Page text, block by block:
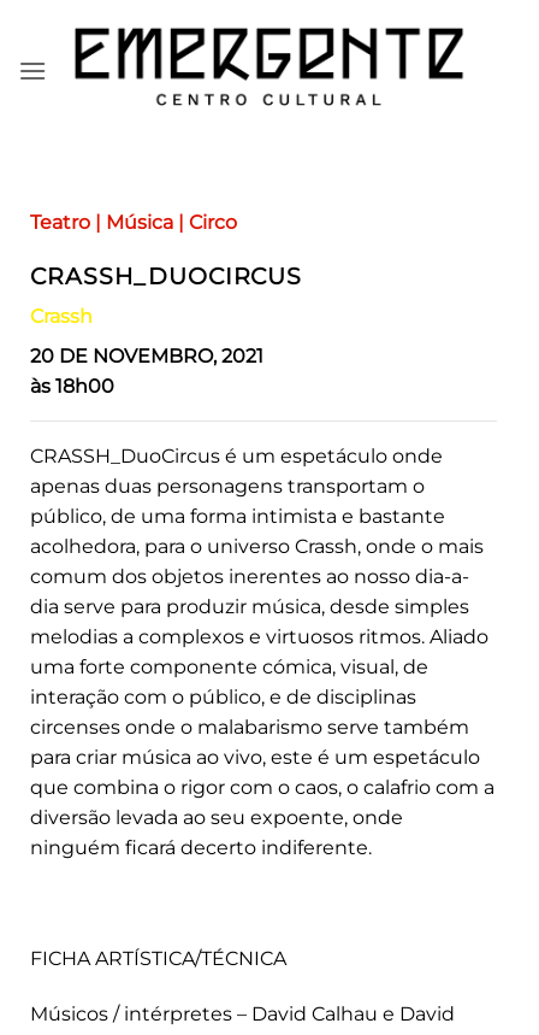
content
Teatro | Música | Circo
CRASSH_DUOCIRCUS
Crassh
20 DE NOVEMBRO, 2021
às 18h00
CRASSH_DuoCircus é um espetáculo onde
apenas duas personagens transportam o
público, de uma forma intimista e bastante
acolhedora, para o universo Crassh, onde o mais
comum dos objetos inerentes ao nosso dia-a-
dia serve para produzir música, desde simples
melodias a complexos e virtuosos ritmos. Aliado
uma forte componente cómica, visual, de
interação com o público, e de disciplinas
circenses onde o malabarismo serve também
para criar música ao vivo, este é um espetáculo
que combina o rigor com o caos, o calafrio com a
diversão levada ao seu expoente, onde
ninguém ficará decerto indiferente.
FICHA ARTÍSTICA/TÉCNICA
Músicos / intérpretes – David Calhau e David